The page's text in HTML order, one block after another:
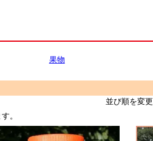
果物
並び順を変更
。